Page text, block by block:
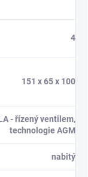
4
151 x 65 x 100
- řízený ventilem,
technologie AGM
nabitý